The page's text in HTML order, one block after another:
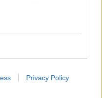
Privacy Policy